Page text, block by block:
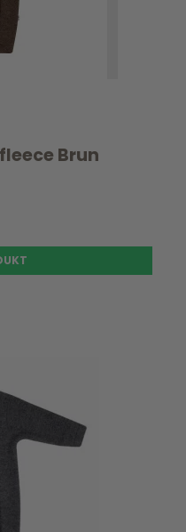
Brun